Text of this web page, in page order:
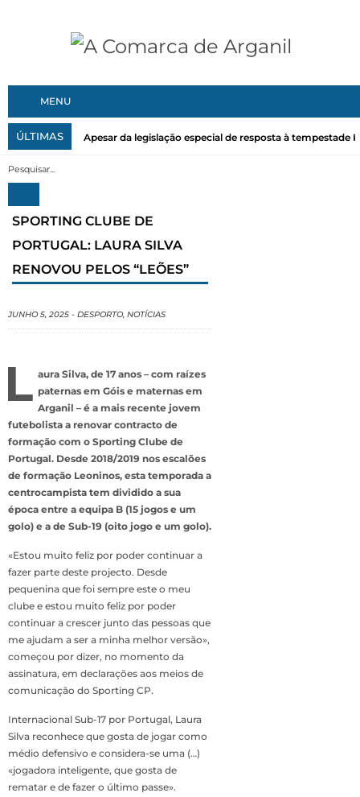
MENU
ÚLTIMAS Apesar da legislação especial de resposta à tempestade
SPORTING CLUBE DE
PORTUGAL: LAURA SILVA
RENOVOU PELOS “LEÕES”
JUNHO 5, 2025 - DESPORTO, NOTÍCIAS
L aura Silva, de 17 anos – com raízes
paternas em Góis e maternas em
Arganil – é a mais recente jovem
futebolista a renovar contracto de
formação com o Sporting Clube de
Portugal. Desde 2018/2019 nos escalões
de formação Leoninos, esta temporada a
centrocampista tem dividido a sua
época entre a equipa B (15 jogos e um
golo) e a de Sub-19 (oito jogo e um golo).
«Estou muito feliz por poder continuar a
fazer parte deste projecto. Desde
pequenina que foi sempre este o meu
clube e estou muito feliz por poder
continuar a crescer junto das pessoas que
me ajudam a ser a minha melhor versão»,
começou por dizer, no momento da
assinatura, em declarações aos meios de
comunicação do Sporting CP.
Internacional Sub-17 por Portugal, Laura
Silva reconhece que gosta de jogar como
médio defensivo e considera-se uma (…)
«jogadora inteligente, que gosta de
rematar e de fazer o último passe».